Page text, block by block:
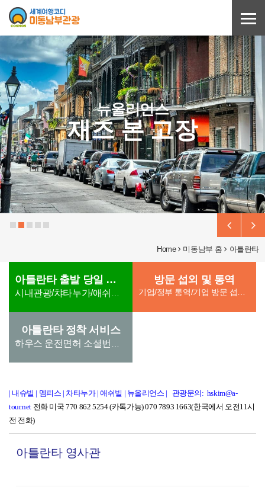
뉴올리언스
재즈 본 고장
Home 미동남부 홈 아틀란타
아틀란타 출발 당일 관광 방문 섭외 및 통역
아틀란타 정착 서비스
| 내슈빌 | 멤피스 | 차타누가|애쉬빌 | 뉴올리언스 | 관광문의: hskim@a-
tour.net 전화 미국 770 862 5254 (카톡가능) 070 7893 1663(한국에서 오전11시
전 전화)
아틀란타 영사관